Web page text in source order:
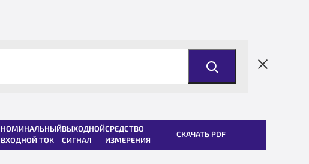
НОМИНАЛЬНЫЙ
ВХОДНОЙ ТОК
ВЫХОДНОЙ
СИГНАЛ
СРЕДСТВО
ИЗМЕРЕНИЯ
СКАЧАТЬ PDF